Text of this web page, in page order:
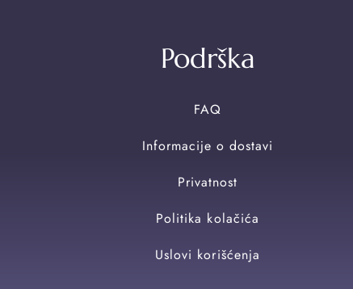
Podrška
FAQ
Informacije o dostavi
Privatnost
Politika kolačića
Uslovi korišćenja